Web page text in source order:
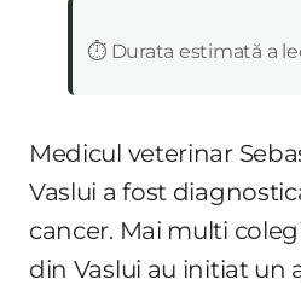
⏱️ Durata estimată a
Medicul veterinar
Vaslui a fost
cancer. Mai multi
din Vaslui au initiat un